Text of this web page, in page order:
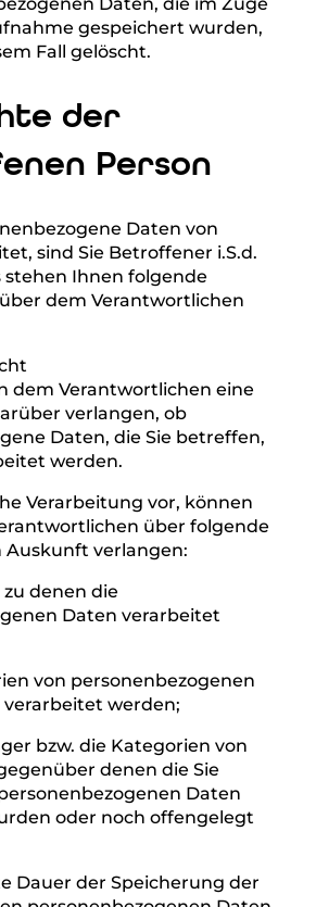
nach einer Frist
gelöscht.
zur Verarbeitung der
er der Speicherung seiner
Daten jederzeit
In einem solchen Fall kann
nicht fortgeführt werden.
gespeichert wurden,
Fall gelöscht.
der
Person
sind Sie Betroffener i.S.d.
stehen Ihnen folgende
dem Verantwortlichen
verlangen, ob
Daten, die Sie betreffen,
werden.
Verarbeitung vor, können
verlangen: